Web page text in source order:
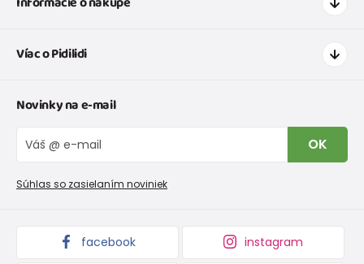
Doprava a platba
Tabuľka veľkostí obuvi
Vrátenie tovaru a reklamacie
Reklamačný poriadok
Nevyzdvihnutá objednávka na dobierku
Víac o Pidilidi
O nás
Blog
Veľkoobchod PiDiLiDi
Kolekcie tovaru
Novinky na e-mail
OK
Súhlas so zasielaním noviniek
facebook instagram